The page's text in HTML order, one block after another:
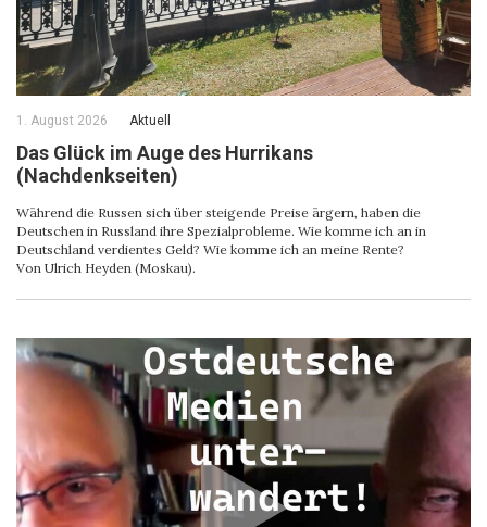
1. August 2026 Aktuell
Das Glück im Auge des Hurrikans
(Nachdenkseiten)
Während die Russen sich über steigende Preise ärgern, haben die
Deutschen in Russland ihre Spezialprobleme. Wie komme ich an in
Deutschland verdientes Geld? Wie komme ich an meine Rente?
Von Ulrich Heyden (Moskau).